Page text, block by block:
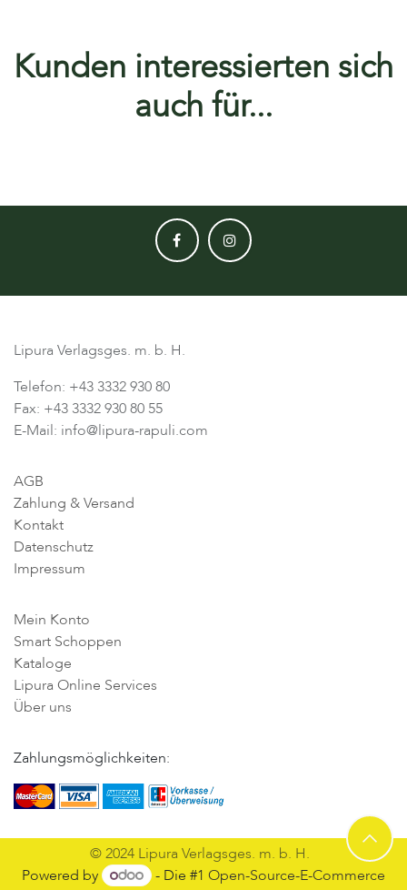
Kunden interessierten sich
auch für...
Lipura Verlagsges. m. b. H.
Telefon: +43 3332 930 80
Fax: +43 3332 930 80 55
E-Mail: info@lipura-rapuli.com
AGB
Zahlung & Versand
Kontakt
Datenschutz
Impressum
Mein Konto
Smart Schoppen
Kataloge
Lipura Online Services
Über uns
Zahlungsmöglichkeiten:
© 2024 Lipura Verlagsges. m. b. H.
Powered by
- Die #1 Open-Source-E-Commerce